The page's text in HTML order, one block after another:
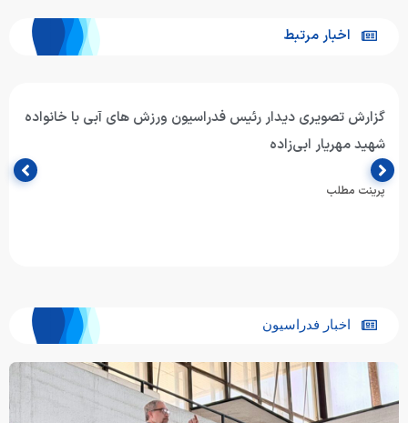
اخبار مرتبط
تمدید مهلت برگزاری پویش «امامت پدر» تا پایان بهمن‌ماه
با محوریت خانواده‌های ورزش‌های آبی فدراسیون ورزش‌های آبی جمهوری
اسلامی ایران با هدف توجه به نقش پدر در نهاد خانواده…
اخبار فدراسیون